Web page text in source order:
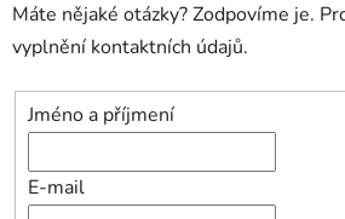
Máte nějaké otázky? Zodpovíme je.
vyplnění kontaktních údajů.
Jméno a příjmení
E-mail